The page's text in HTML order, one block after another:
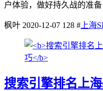
户体验，做好持久战的准
枫叶 2020-12-07 128 # 上海
搜索引擎排名上